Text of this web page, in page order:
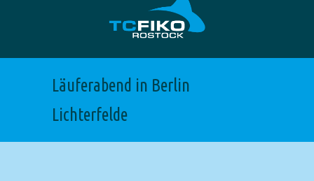
Läuferabend in Berlin
Lichterfelde